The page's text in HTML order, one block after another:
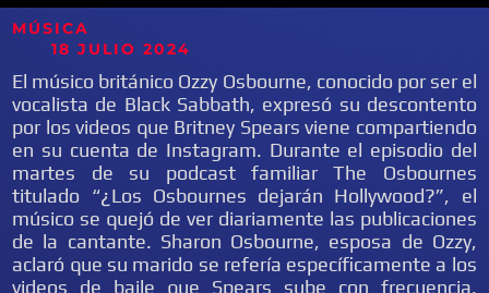
MÚSICA
18 JULIO 2024
El músico británico Ozzy Osbourne, conocido por ser el
vocalista de Black Sabbath, expresó su descontento
por los videos que Britney Spears viene compartiendo
en su cuenta de Instagram. Durante el episodio del
martes de su podcast familiar The Osbournes
titulado “¿Los Osbournes dejarán Hollywood?”, el
músico se quejó de ver diariamente las publicaciones
de la cantante. Sharon Osbourne, esposa de Ozzy,
aclaró que su marido se refería específicamente a los
videos de baile que Spears sube con frecuencia.